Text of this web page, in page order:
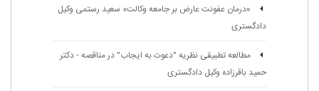
«درمان عفونت عارض بر جامعه وکالت» سعید رستمی وکیل
دادگستری
مطالعه تطبیقی نظریه "دعوت به ایجاب" در مناقصه - دکتر
حمید باقرزاده وکیل دادگستری